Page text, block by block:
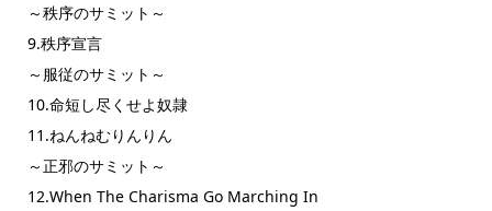
～秩序のサミット～
9.秩序宣言
～服従のサミット～
10.命短し尽くせよ奴隷
11.ねんねむりんりん
～正邪のサミット～
12.When The Charisma Go Marching In